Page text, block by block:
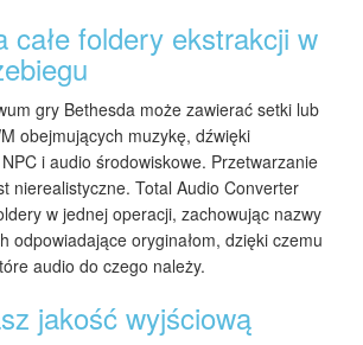
całe foldery ekstrakcji w
gry Bethesda może zawierać setki lub
obejmujących muzykę, dźwięki
i audio środowiskowe. Przetwarzanie
nierealistyczne. Total Audio Converter
w jednej operacji, zachowując nazwy
odpowiadające oryginałom, dzięki czemu
audio do czego należy.
jakość wyjściową